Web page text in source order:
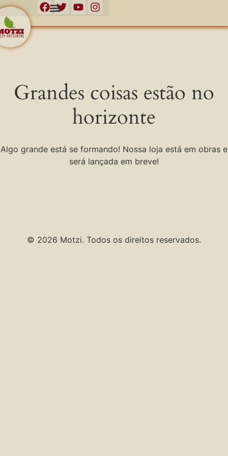
Grandes coisas estão no
horizonte
Algo grande está se formando! Nossa loja está em obras e
será lançada em breve!
© 2026 Motzi. Todos os direitos reservados.